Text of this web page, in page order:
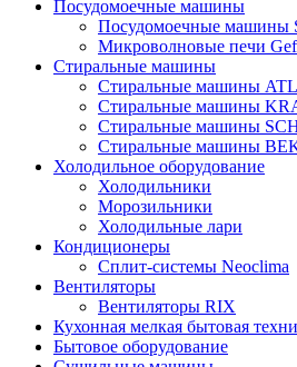
Посудомоечные машины
Посудомоечные машины
Микроволновые печи
Стиральные машины
Стиральные машины
Стиральные машины
Стиральные машины
Стиральные машины
Холодильное оборудование
Холодильники
Морозильники
Холодильные лари
Кондиционеры
Сплит-системы Neoclima
Вентиляторы
Вентиляторы RIX
Кухонная мелкая бытовая
Бытовое оборудование